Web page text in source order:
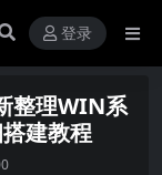
登录
整理WIN系
建教程